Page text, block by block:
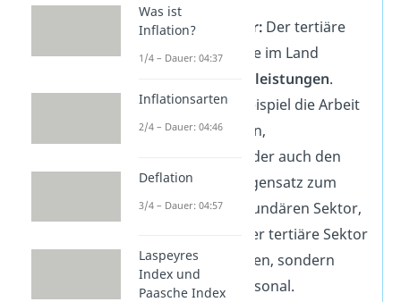
🏥 Tertiärer Sektor: Der tertiäre
Sektor umfasst alle im Land
Dienstleistungen.
Dazu zählt zum Beispiel die Arbeit
von Ärzten, Banken,
Versicherungen oder auch den
Tourismus. Im Gegensatz zum
primären und sekundären Sektor,
beschäftigt sich der tertiäre Sektor
nicht mit Rohstoffen, sondern
mehr mit dem Personal.
Was ist
Inflation?
1/4 – Dauer: 04:37
Inflationsarten
2/4 – Dauer: 04:46
Deflation
3/4 – Dauer: 04:57
Laspeyres
Index und
Paasche Index